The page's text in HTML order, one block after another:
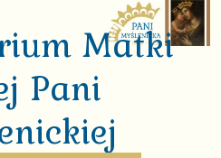
Matki
Pani